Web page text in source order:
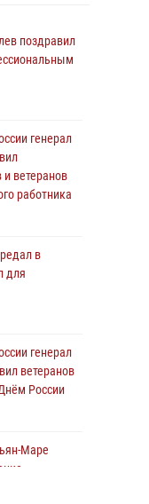
поздравил
генерал
ветеранов
работника
в
для
генерал
ветеранов
России
Маре